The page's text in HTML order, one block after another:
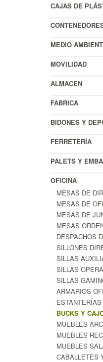
CAJAS DE
MEDIO
MOVILIDAD
ALMACEN
FABRICA
BIDONES Y
FERRETERÍA
PALETS Y
OFICINA
MESAS DE
MESAS DE
MESAS DE
MESAS
DESPACHOS
SILLONES
SILLAS
SILLAS
SILLAS
ARMARIOS
BUCKS Y
MUEBLES
MUEBLES
MUEBLES
CABALLETES